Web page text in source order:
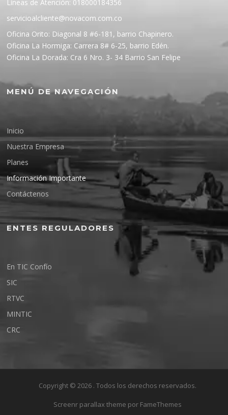
Líneas de Atención: 018000184356
servicioalcliente@novacom.com.co
Oficina Orito: Diagonal 8 #6-181, barrio Chapinero.
Oficina La Hormiga: Carrera 8# 6-25, barrio Edén.
Oficina La Dorada: Cra 6 Nro. 3- 34 Barrio San Felipe
MENÚ DE NAVEGACIÓN
Inicio
Nuestra Empresa
Planes
Información Importante
Contáctenos
ENTES REGULADORES
En TIC Confío
SIC
RTVC
MINTIC
CRC
Copyright © 2026 . Todos los derechos reservados.
Screenr parallax theme por FameThemes